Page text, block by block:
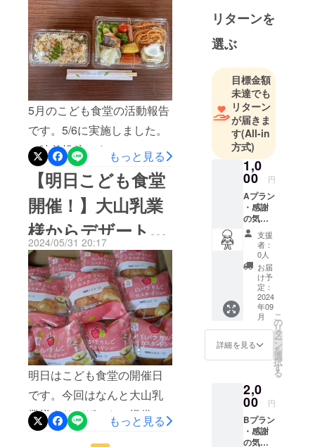
に広報活動を進めていく予
定です。クラウドファン
ディングで集まったご支援
は広報活動にも一部活用し
ていきたいと考えていま
す。お力添えよろしくお願
いします。
5月のこども食堂の活動報告
です。5/6に実施しました。
（時差投稿です。）メ
ニューは筍ごはんと境港
サーモンでした。食材はあ
りがたいことに地域の皆さ
まからご支援いただきまし
た。ボランティアを含め30
人ほど集い、賑やかにお食
事を楽しみました。最近は
暑い日も増えてきて食材の
管理には一層気を遣ってい
ます。夏に向けて冷房設置
は必須と考えておりますが
資金面の手配が難しく、ご
支援いただけますと幸いで
す。よろしくお願いしま
もっと見る
【明日こども食堂
開催！】大山乳業
様からデザートを
提供いただきまし
た。
2024/05/31 20:17
明日はこども食堂の開催日
です。今回はなんと大山乳
業様よりデザートの提供を
頂きました。美味しそうな
もっと見る
どもも大人
も食事をワ
イワイ楽し
提供したい
という思い
がモチベー
ションで
す。こども
食堂の日は
家族総出で
おもてなし
していま
リターンを
選ぶ
目標金額
未達でも
リターン
が届きま
す(All-in
方式)
1,0
00 円
Aプラン
・感謝
の気持
ちを込
めて、
お礼の
メッ
セージ
をお送
りしま
す。こ
ども食
堂の様
子がわ
かる写
真を添
す。 ※
このリ
ターン
は、
2,000
円、
支援
者：
0人
お届
け予
定：
2024
年09
月
詳細を見る
こ
の
リ
タ
ー
ン
を
選
択
す
る
2,0
00 円
Bプラン
・感謝
の気持